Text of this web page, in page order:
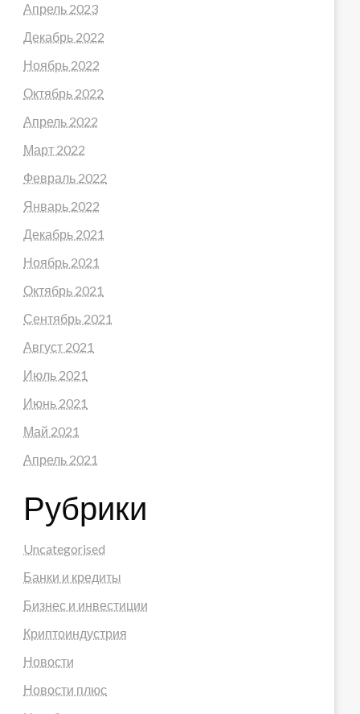
Апрель 2023
Декабрь 2022
Ноябрь 2022
Октябрь 2022
Апрель 2022
Март 2022
Февраль 2022
Январь 2022
Декабрь 2021
Ноябрь 2021
Октябрь 2021
Сентябрь 2021
Август 2021
Июль 2021
Июнь 2021
Май 2021
Апрель 2021
Рубрики
Uncategorised
Банки и кредиты
Бизнес и инвестиции
Криптоиндустрия
Новости
Новости плюс